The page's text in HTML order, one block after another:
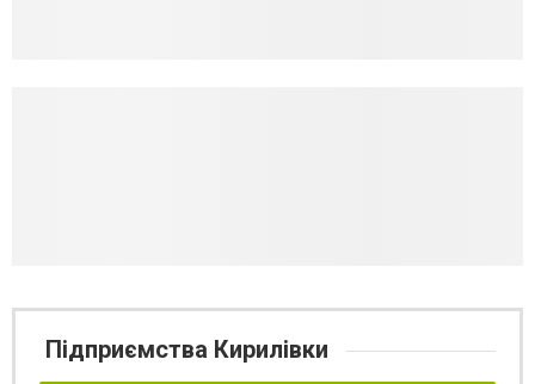
Підприємства Кирилівки